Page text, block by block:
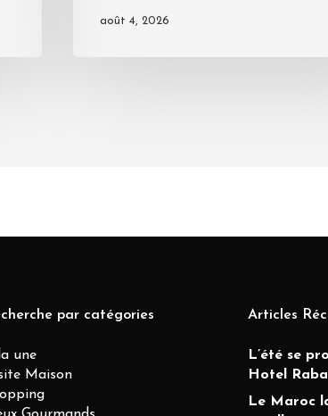
août 4, 2026
par catégories
une
Maison
Articles
L’été se
Hotel
Le Maroc